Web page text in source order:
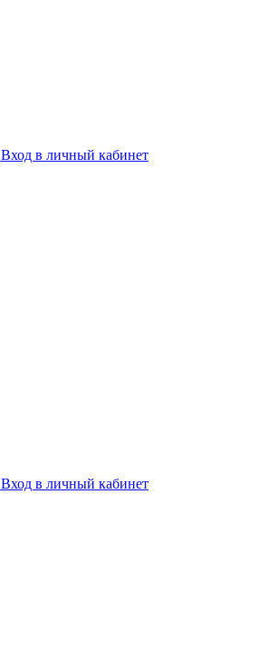
Вход в личный кабинет
Вход в личный кабинет